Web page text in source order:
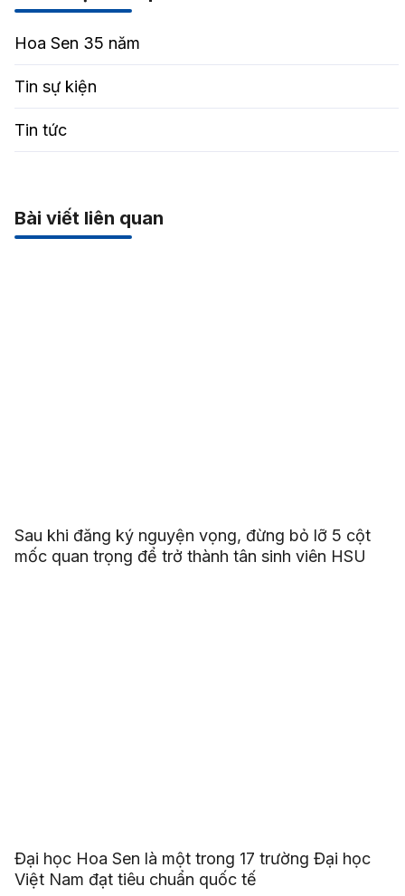
Hoa Sen 35 năm
Tin sự kiện
Tin tức
Bài viết liên quan
Sau khi đăng ký nguyện vọng, đừng bỏ lỡ 5 cột
mốc quan trọng để trở thành tân sinh viên HSU
Đại học Hoa Sen là một trong 17 trường Đại học
Việt Nam đạt tiêu chuẩn quốc tế